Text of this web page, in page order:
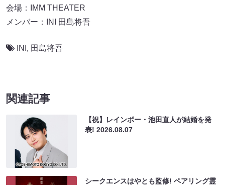
会場：IMM THEATER
メンバー：INI 田島将吾
INI , 田島将吾
関連記事
【祝】レインボー・池田直人が結婚を発
表!2026.08.07
シークエンスはやとも監修! ペアリング霊